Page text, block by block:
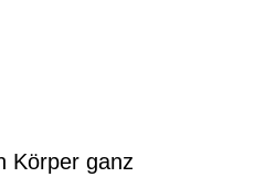
Körper ganz